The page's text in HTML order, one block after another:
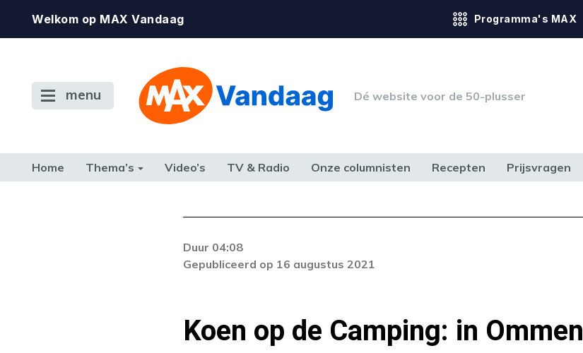
Welkom op MAX Vandaag Programma's MAX
menu Dé website voor de 50-plusser
Home Thema’s Video’s TV & Radio Onze columnisten Recepten Prijsvragen
Duur 04:08
Gepubliceerd op 16 augustus 2021
Koen op de Camping: in Ommen